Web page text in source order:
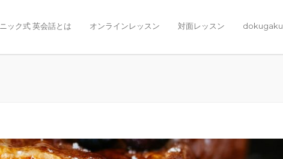
ニック式 英会話とは オンラインレッスン 対面レッスン dokugaku